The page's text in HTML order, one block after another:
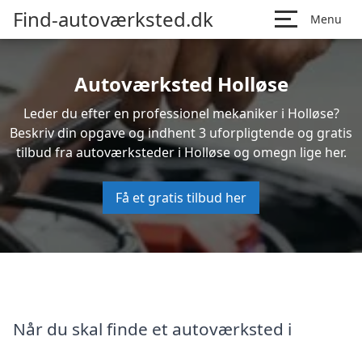
Find-autoværksted.dk Menu
Autoværksted Holløse
Leder du efter en professionel mekaniker i Holløse?
Beskriv din opgave og indhent 3 uforpligtende og gratis
tilbud fra autoværksteder i Holløse og omegn lige her.
Få et gratis tilbud her
Når du skal finde et autoværksted i